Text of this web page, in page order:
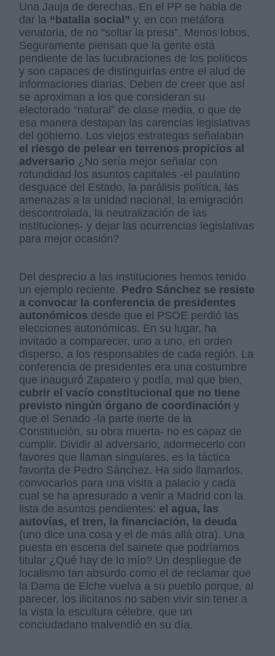
Una Jauja de derechas. En el PP se habla de
dar la “batalla social” y, en con metáfora
venatoria, de no “soltar la presa”. Menos lobos.
Seguramente piensan que la gente está
pendiente de las lucubraciones de los políticos
y son capaces de distinguirlas entre el alud de
informaciones diarias. Deben de creer que así
se aproximan a los que consideran su
electorado “natural” de clase media, o que de
esa manera destapan las carencias legislativas
del gobierno. Los viejos estrategas señalaban
el riesgo de pelear en terrenos propicios al
adversario ¿No sería mejor señalar con
rotundidad los asuntos capitales -el paulatino
desguace del Estado, la parálisis política, las
amenazas a la unidad nacional, la emigración
descontrolada, la neutralización de las
instituciones- y dejar las ocurrencias legislativas
para mejor ocasión?
Del desprecio a las instituciones hemos tenido
un ejemplo reciente. Pedro Sánchez se resiste
a convocar la conferencia de presidentes
autonómicos desde que el PSOE perdió las
elecciones autonómicas. En su lugar, ha
invitado a comparecer, uno a uno, en orden
disperso, a los responsables de cada región. La
conferencia de presidentes era una costumbre
que inauguró Zapatero y podía, mal que bien,
cubrir el vacío constitucional que no tiene
previsto ningún órgano de coordinación y
que el Senado -la parte inerte de la
Constitución, su obra muerta- no es capaz de
cumplir. Dividir al adversario, adormecerlo con
favores que llaman singulares, es la táctica
favorita de Pedro Sánchez. Ha sido llamarlos,
convocarlos para una visita a palacio y cada
cual se ha apresurado a venir a Madrid con la
lista de asuntos pendientes: el agua, las
autovías, el tren, la financiación, la deuda
(uno dice una cosa y el de más allá otra). Una
puesta en escena del sainete que podríamos
titular ¿Qué hay de lo mío? Un despliegue de
localismo tan absurdo como el de reclamar que
la Dama de Elche vuelva a su pueblo porque, al
parecer, los ilicitanos no saben vivir sin tener a
la vista la escultura célebre, que un
conciudadano malvendió en su día.